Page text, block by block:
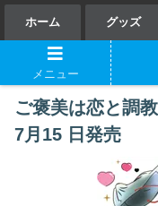
ホーム グッズ
ご褒美は恋と調
7月15 日発売
メニュー